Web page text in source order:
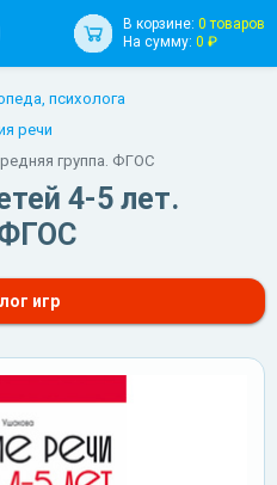
В корзине: 0 товаров
На сумму: 0 ₽
психолога
речи
группа. ФГОС
4-5 лет.
игр